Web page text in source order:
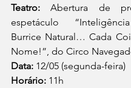
Teatro: Abertura de
espetáculo
Burrice Natural… Cada
Nome!”, do Circo
Data: 12/05 (segunda-feira)
Horário: 11h